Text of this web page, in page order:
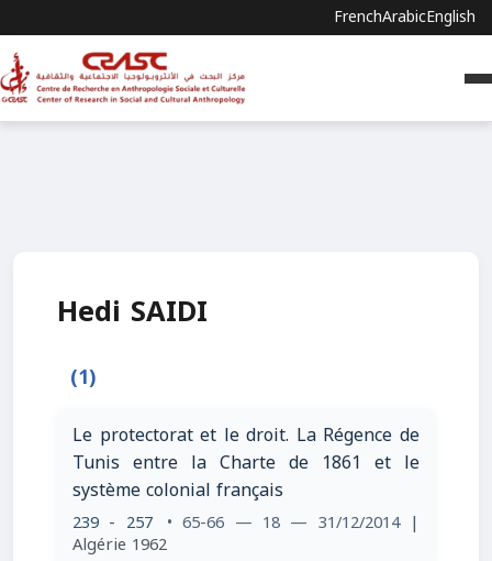
FrenchArabicEnglish
Hedi SAIDI
(1)
Le protectorat et le droit. La Régence de
Tunis entre la Charte de 1861 et le
système colonial français
239 - 257 • 65-66 — 18 — 31/12/2014 |
Algérie 1962